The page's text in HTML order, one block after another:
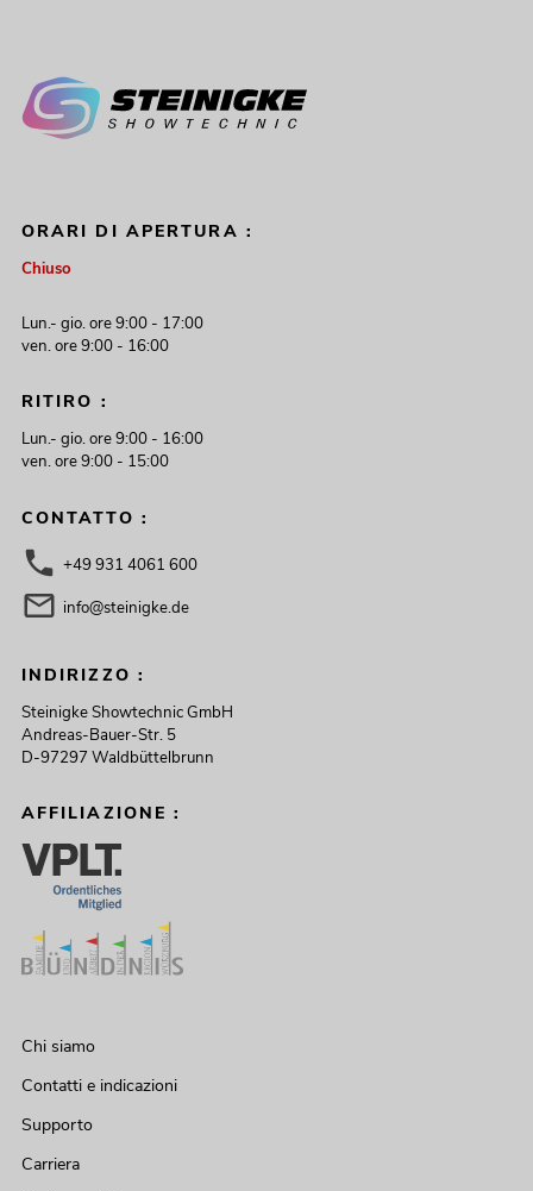
ORARI DI APERTURA :
Chiuso
Lun.- gio. ore 9:00 - 17:00
ven. ore 9:00 - 16:00
RITIRO :
Lun.- gio. ore 9:00 - 16:00
ven. ore 9:00 - 15:00
CONTATTO :
+49 931 4061 600
info@steinigke.de
INDIRIZZO :
Steinigke Showtechnic GmbH
Andreas-Bauer-Str. 5
D-97297 Waldbüttelbrunn
AFFILIAZIONE :
Chi siamo
Contatti e indicazioni
Supporto
Carriera